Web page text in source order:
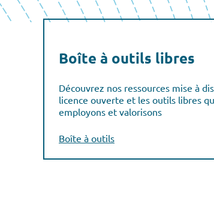
Boîte à outils libres
Découvrez nos ressources mise à
licence ouverte et les outils libres
employons et valorisons
Boîte à outils